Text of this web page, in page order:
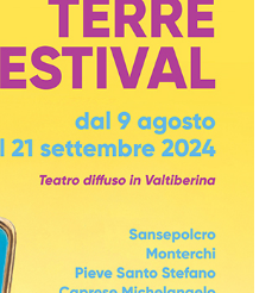
para el
rendimiento y la
optimización de
los servicios de
procesamiento
de pagos,
facilitando el
almacenamiento
de contenidos
en el navegador
para hacer que
rápido.
4 semanas 2
días
El servicio
Cookie-